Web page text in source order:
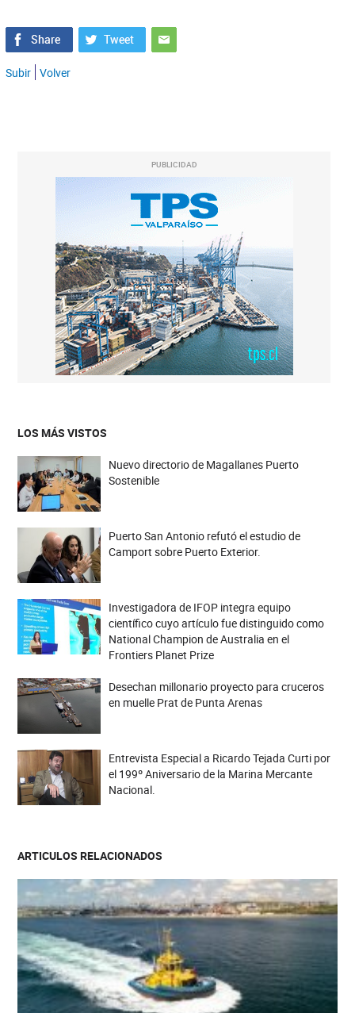
Subir Volver
PUBLICIDAD
LOS MÁS VISTOS
Nuevo directorio de Magallanes Puerto
Sostenible
Puerto San Antonio refutó el estudio de
Camport sobre Puerto Exterior.
Investigadora de IFOP integra equipo
científico cuyo artículo fue distinguido como
National Champion de Australia en el
Frontiers Planet Prize
Desechan millonario proyecto para cruceros
en muelle Prat de Punta Arenas
Entrevista Especial a Ricardo Tejada Curti por
el 199º Aniversario de la Marina Mercante
Nacional.
ARTICULOS RELACIONADOS